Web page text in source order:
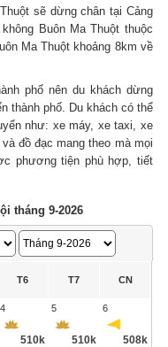
sẽ dừng chân tại Cảng
Buôn Ma Thuột thuộc
Ma Thuột khoảng 8km về
phố nên du khách dừng
thành phố. Du khách có thể
như: xe máy, xe taxi, xe
đồ đạc mang theo mà mọi
phương tiện phù hợp, tiết
tháng 9-2026
T6 T7 CN
4
510k
5
510k
6
508k